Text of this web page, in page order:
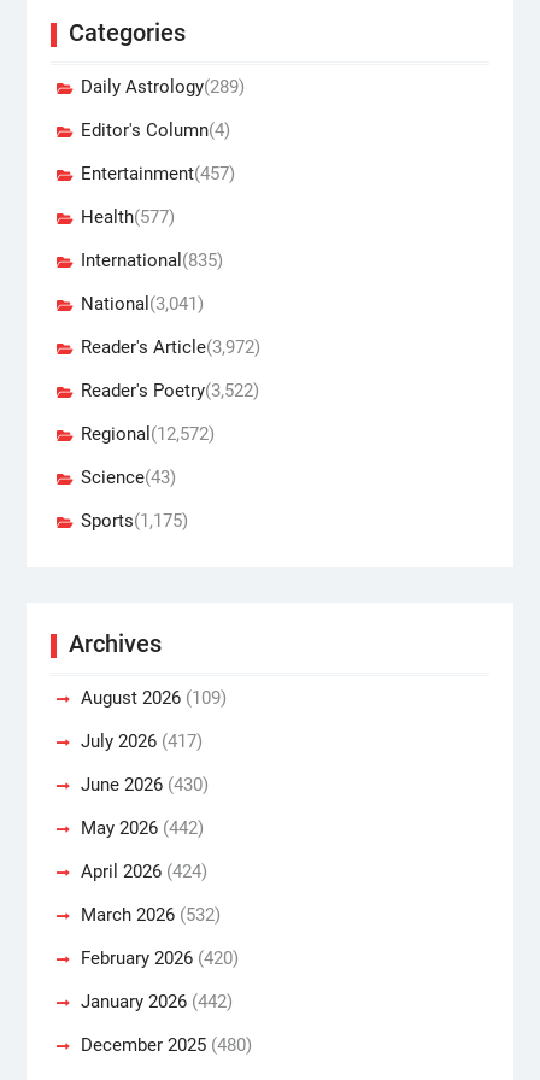
Categories
Daily Astrology(289)
Editor's Column(4)
Entertainment(457)
Health(577)
International (835)
National (3,041)
Reader's Article(3,972)
Reader's Poetry(3,522)
Regional (12,572)
Science(43)
Sports(1,175)
Archives
August 2026(109)
July 2026(417)
June 2026(430)
May 2026(442)
April 2026(424)
March 2026(532)
February 2026(420)
January 2026(442)
December 2025(480)